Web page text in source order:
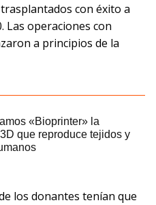
con éxito a
Las operaciones con
a principios de la
los donantes tenían que